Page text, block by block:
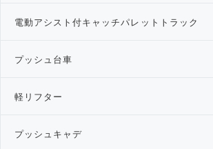
電動アシスト付キャッチパレットトラック
プッシュ台車
軽リフター
プッシュキャデ